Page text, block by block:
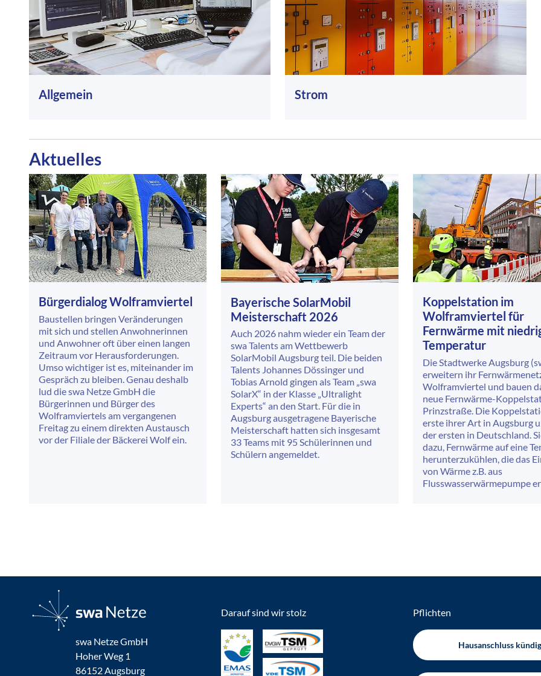
Allgemein Strom
Aktuelles
Bürgerdialog Wolframviertel
Baustellen bringen Veränderungen
mit sich und stellen Anwohnerinnen
und Anwohner oft über einen langen
Zeitraum vor Herausforderungen.
Umso wichtiger ist es, miteinander im
Gespräch zu bleiben. Genau deshalb
lud die swa Netze GmbH die
Bürgerinnen und Bürger des
Wolframviertels am vergangenen
Freitag zu einem direkten Austausch
vor der Filiale der Bäckerei Wolf ein.
Bayerische SolarMobil
Meisterschaft 2026
Auch 2026 nahm wieder ein Team der
swa Talents am Wettbewerb
SolarMobil Augsburg teil. Die beiden
Talents Johannes Dössinger und
Tobias Arnold gingen als Team „swa
SolarX“ in der Klasse „Ultralight
Experts“ an den Start. Für die in
Augsburg ausgetragene Bayerische
Meisterschaft hatten sich insgesamt
33 Teams mit 95 Schülerinnen und
Schülern angemeldet.
Koppelstation im
Wolframviertel für
Fernwärme mit
Temperatur
Die Stadtwerke Augsburg
erweitern ihr
Wolframviertel und bauen
neue Fernwärme-
Prinzstraße. Die
erste ihrer Art in Augsburg
der ersten in Deutschland.
dazu, Fernwärme auf eine
herunterzukühlen, die das
von Wärme z.B. aus
Flusswasserwärmepumpe
swa Netze GmbH
Hoher Weg 1
86152 Augsburg
Darauf sind wir stolz Pflichten
Hausanschluss